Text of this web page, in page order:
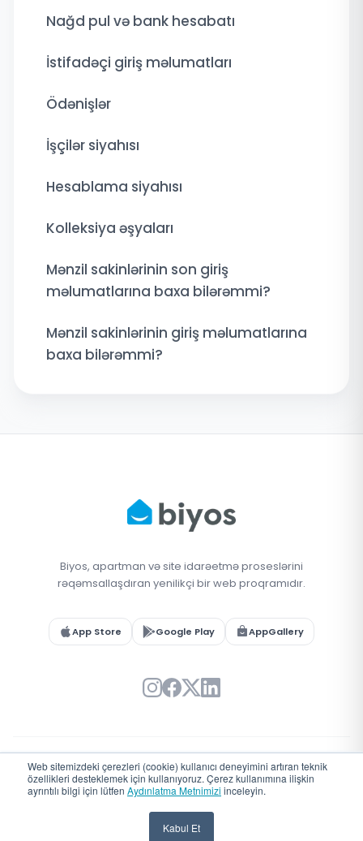
Web sitemizdeki çerezleri (cookie) kullanıcı deneyimini artıran teknik
özellikleri desteklemek için kullanıyoruz. Çerez kullanımına ilişkin
ayrıntılı bilgi için lütfen Aydınlatma Metnimizi inceleyin.
Kabul Et
Nağd pul və bank hesabatı
İstifadəçi giriş məlumatları
Ödənişlər
İşçilər siyahısı
Hesablama siyahısı
Kolleksiya əşyaları
Mənzil sakinlərinin son giriş
məlumatlarına baxa bilərəmmi?
Mənzil sakinlərinin giriş məlumatlarına
baxa bilərəmmi?
Biyos, apartman və site idarəetmə proseslərini
rəqəmsallaşdıran yenilikçi bir web proqramıdır.
App Store Google Play AppGallery
© 2026 Biyos. Bütün hüquqlar qorunur.
Türkiye'de♥ile geliştirildi